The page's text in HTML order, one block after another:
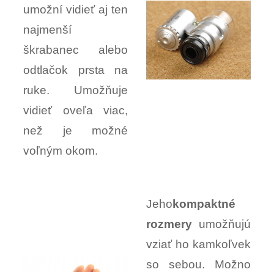
umožní vidieť aj ten
najmenší
škrabanec alebo
odtlačok prsta na
ruke. Umožňuje
vidieť oveľa viac,
než je možné
voľným okom.
Jeho kompaktné
rozmery umožňujú
vziať ho kamkoľvek
so sebou. Možno